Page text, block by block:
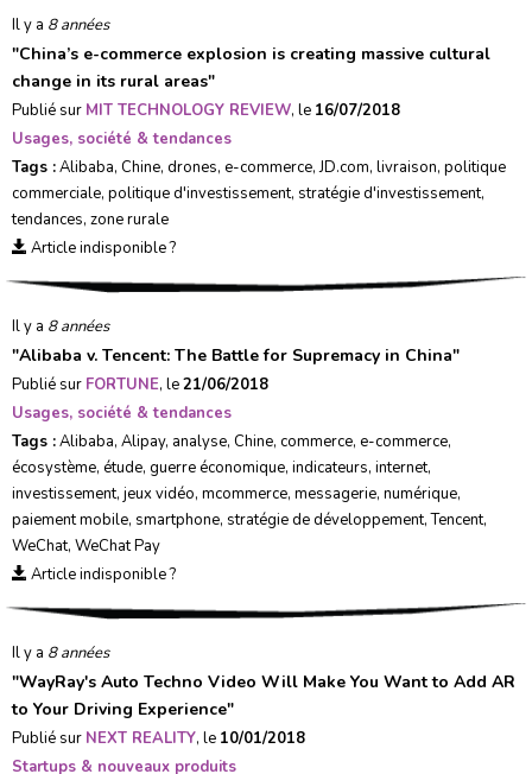
Il y a 8 années
"China’s e-commerce explosion is creating massive cultural
change in its rural areas"
Publié sur MIT TECHNOLOGY REVIEW, le 16/07/2018
Usages, société & tendances
Tags :Alibaba, Chine, drones, e-commerce,JD.com, livraison, politique
commerciale, politique d'investissement, stratégie d'investissement,
tendances, zone rurale
Article indisponible ?
Il y a 8 années
"Alibaba v. Tencent: The Battle for Supremacy in China"
Publié sur FORTUNE, le21/06/2018
Usages, société & tendances
Tags :Alibaba, Alipay, analyse, Chine, commerce, e-commerce,
écosystème, étude, guerre économique, indicateurs, internet,
investissement, jeux vidéo, mcommerce, messagerie, numérique,
paiement mobile, smartphone, stratégie de développement,Tencent,
WeChat, WeChat Pay
Article indisponible ?
Il y a 8 années
"WayRay's Auto Techno Video Will Make You Want to Add AR
to Your Driving Experience"
Publié sur NEXT REALITY, le 10/01/2018
Startups & nouveaux produits